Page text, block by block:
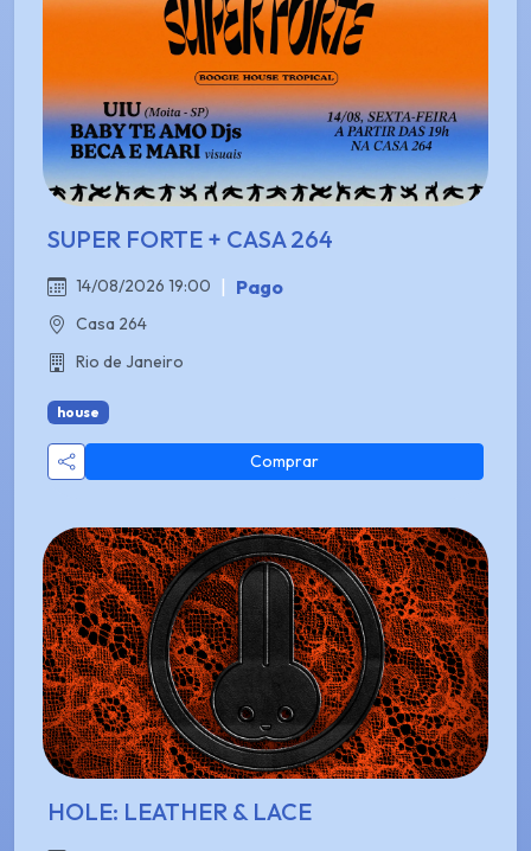
SUPER FORTE + CASA 264
14/08/2026 19:00 | Pago
Casa 264
Rio de Janeiro
house
Comprar
HOLE: LEATHER & LACE